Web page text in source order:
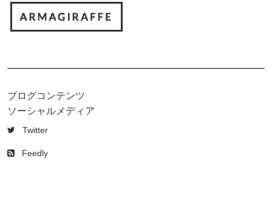
ブログコンテンツ
ソーシャルメディア
Twitter
Feedly